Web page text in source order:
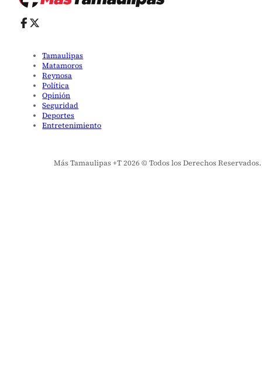
Tamaulipas
Matamoros
Reynosa
Política
Opinión
Seguridad
Deportes
Entretenimiento
Más Tamaulipas +T 2026 © Todos los Derechos